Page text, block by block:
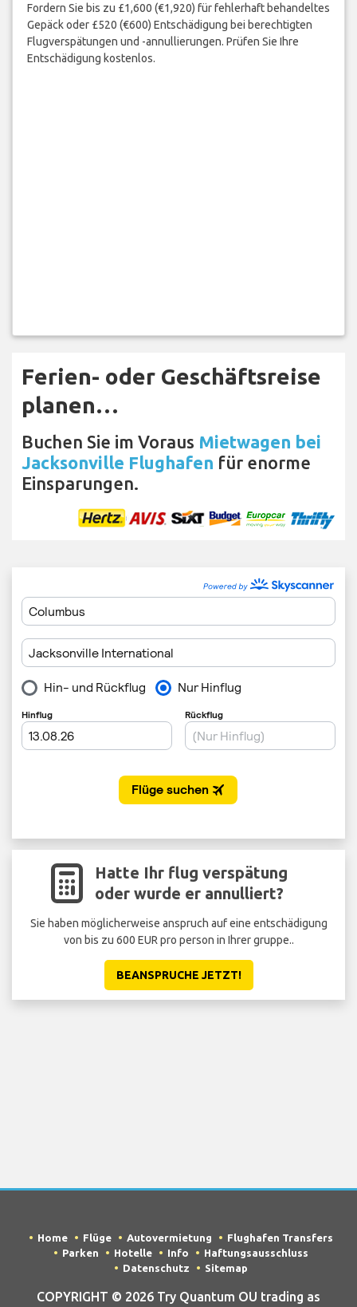
Fordern Sie bis zu £1,600 (€1,920) für fehlerhaft behandeltes
Gepäck oder £520 (€600) Entschädigung bei berechtigten
Flugverspätungen und -annullierungen. Prüfen Sie Ihre
Entschädigung kostenlos.
Ferien- oder Geschäftsreise
planen…
Buchen Sie im Voraus Mietwagen bei
Jacksonville Flughafen für enorme
Einsparungen.
Hatte Ihr flug verspätung
oder wurde er annulliert?
Sie haben möglicherweise anspruch auf eine entschädigung
von bis zu 600 EUR pro person in Ihrer gruppe..
BEANSPRUCHE JETZT!
Home Flüge Autovermietung
Flughafen Transfers
Parken
Hotelle Info
Haftungsausschluss
Datenschutz
Sitemap
COPYRIGHT © 2026 Try Quantum OU trading as